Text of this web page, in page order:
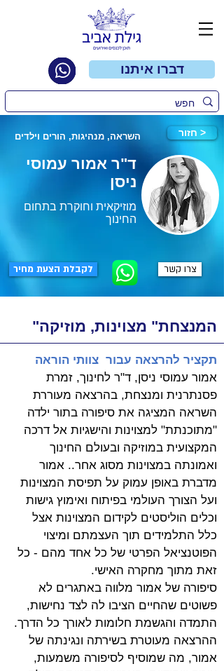
דברו איתנו
השראה, מנהיגות, הורים וילדים חזור >
ד"ר אמור עמוסי
ניסן
מוזיקאית וחוקרת בתחום
החינוך
צרו קשר לקבלת הצעת מחיר
"המנצחת" מצוינות, מוזיקה
תקציר להרצאה עבור  צוותי הוראה
אמור עמוסי ניסן, ד"ר לחינוך, זמרת
פסנתרנית ומנצחת, בהרצאה מעוררת
השראה המציגה את סיפורה בתור ילדה
"מתוכנתת" למצוינות והישגיות אל דרכה
המקצועית במוזיקה ובעולם החינוך
ואמונתה במצוינות מסוג אחר.. אמור
מדברת באופן עמוק על תפיסת המצוינות
ועל הצורך העולמי בפיתוח ואימוץ גישות
וכלים הוליסטים לקידום המצוינות אצל
כלל התלמידים תוך העצמתם ומיצוי
הפוטנציאל הפרטי של כל אחד מהם - כל
זאת מתוך מחקרה האישי.
סיפורה של אמור מלווה באתגרים לא
פשוטים שהחיים הציבו לה לצד נחישות,
התמדה והגשמת חלומות לאורך כל הדרך.
ההרצאה מעוטרת בשירתה ונגינתה של
אמור, מה שמוסיף לסיפורה משמעות,